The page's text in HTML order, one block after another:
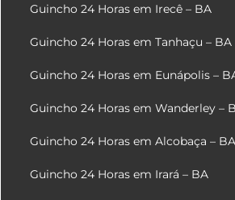
Guincho 24 Horas em Irecê – BA
Guincho 24 Horas em Tanhaçu – BA
Guincho 24 Horas em Eunápolis –
Guincho 24 Horas em Wanderley –
Guincho 24 Horas em Alcobaça – BA
Guincho 24 Horas em Irará – BA